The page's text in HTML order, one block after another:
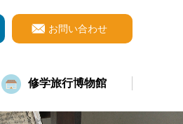
修学旅行博物館
お問い合わせ